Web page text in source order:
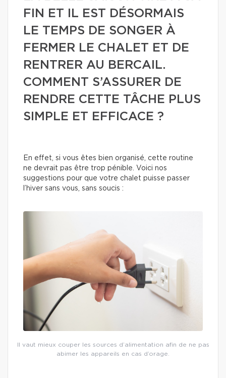
FIN ET IL EST DÉSORMAIS
LE TEMPS DE SONGER À
FERMER LE CHALET ET DE
RENTRER AU BERCAIL.
COMMENT S’ASSURER DE
RENDRE CETTE TÂCHE PLUS
SIMPLE ET EFFICACE ?
En effet, si vous êtes bien organisé, cette routine
ne devrait pas être trop pénible. Voici nos
suggestions pour que votre chalet puisse passer
l’hiver sans vous, sans soucis :
Il vaut mieux couper les sources d’alimentation afin de ne pas
abimer les appareils en cas d’orage.